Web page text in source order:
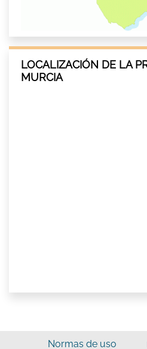
LOCALIZACIÓN DE LA
MURCIA
Normas de uso